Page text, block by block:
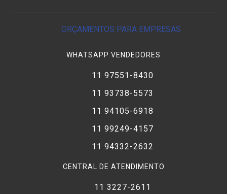
ORÇAMENTOS PARA EMPRESAS
WHATSAPP VENDEDORES
11 97551-8430
11 93738-5573
11 94105-6918
11 99249-4157
11 94332-2632
CENTRAL DE ATENDIMENTO
11 3227-2611